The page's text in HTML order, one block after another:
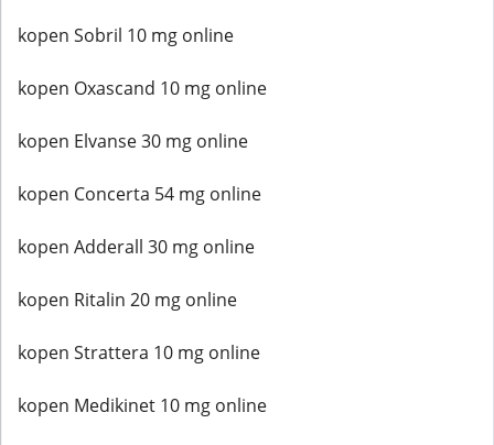
kopen Sobril 10 mg online
kopen Oxascand 10 mg online
kopen Elvanse 30 mg online
kopen Concerta 54 mg online
kopen Adderall 30 mg online
kopen Ritalin 20 mg online
kopen Strattera 10 mg online
kopen Medikinet 10 mg online